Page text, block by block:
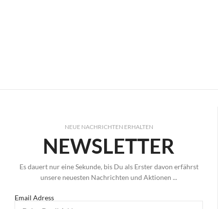
NEUE NACHRICHTEN ERHALTEN
NEWSLETTER
Es dauert nur eine Sekunde, bis Du als Erster davon erfährst
unsere neuesten Nachrichten und Aktionen ...
Email Adress